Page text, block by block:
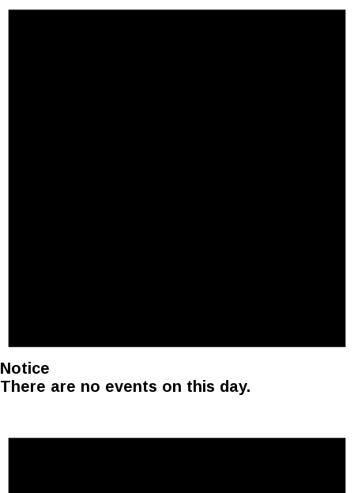
Notice
There are no events on this day.